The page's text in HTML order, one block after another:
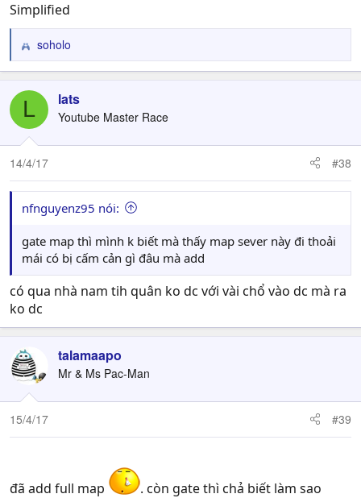
Simplified
R
e
c
i
o
n
s
:
soholo
L lats
Youtube Master Race
14/4/17 #38
nfnguyenz95 nói:
gate map thì mình k biết mà thấy map sever này đi thoải
mái có bị cấm cản gì đâu mà add
có qua nhà nam tih quân ko dc với vài chổ vào dc mà ra
ko dc
talamaapo
Mr & Ms Pac-Man
15/4/17 #39
đã add full map . còn gate thì chả biết làm sao